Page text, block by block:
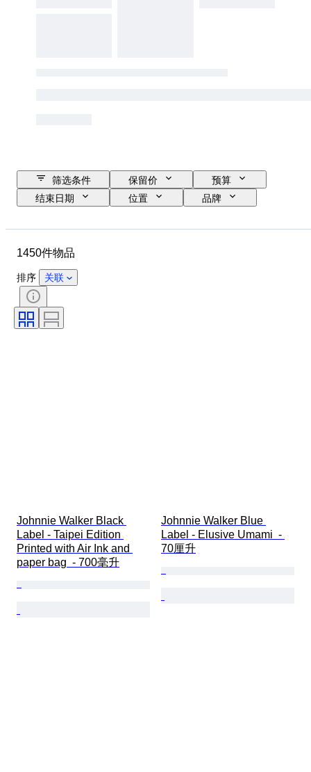
筛选条件 保留价
预算
结束日期
位置
品牌
课题
Alcohol Percent List
装瓶
1450件物品
排序 关联
Johnnie Walker Black
Label - Taipei Edition
Printed with Air Ink and
paper bag  - 700毫升
Johnnie Walker Blue
Label - Elusive Umami  -
70厘升